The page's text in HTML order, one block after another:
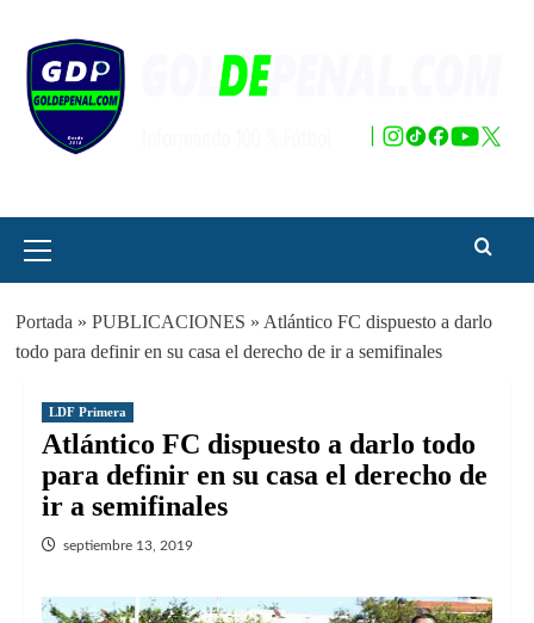
contenido
principal
Portada » PUBLICACIONES » Atlántico FC dispuesto a darlo
todo para definir en su casa el derecho de ir a semifinales
LDF Primera
Atlántico FC dispuesto a darlo todo
para definir en su casa el derecho de
ir a semifinales
septiembre 13, 2019